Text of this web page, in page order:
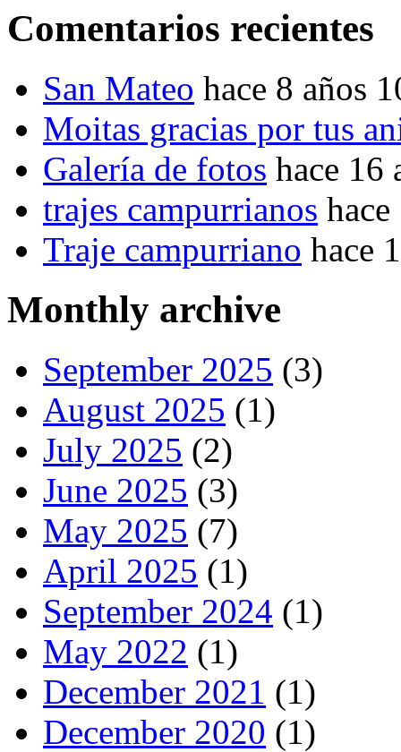
Comentarios recientes
San Mateo hace 8 años
Moitas gracias por tus
Galería de fotos hace 16
trajes campurrianos
Traje campurriano hace
Monthly archive
September 2025 (3)
August 2025 (1)
July 2025 (2)
June 2025 (3)
May 2025 (7)
April 2025 (1)
September 2024 (1)
May 2022 (1)
December 2021 (1)
December 2020 (1)